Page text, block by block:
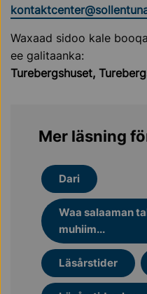
Waxaad sidoo kale
ee galitaanka:
Turebergshuset,
Mer läsning
Dari
Waa salaaman
muhiim...
Läsårstider